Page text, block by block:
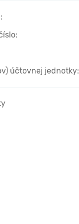
účtovnej jednotky: